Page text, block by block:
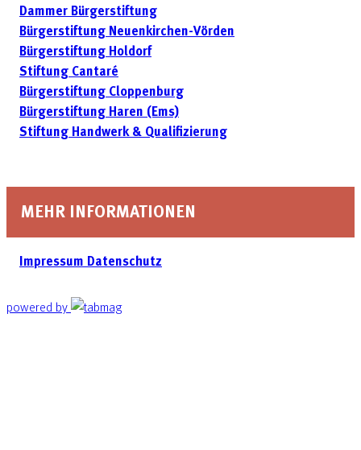
Dammer Bürgerstiftung
Bürgerstiftung Neuenkirchen-Vörden
Bürgerstiftung Holdorf
Stiftung Cantaré
Bürgerstiftung Cloppenburg
Bürgerstiftung Haren (Ems)
Stiftung Handwerk & Qualifizierung
MEHR INFORMATIONEN
Impressum Datenschutz
powered by